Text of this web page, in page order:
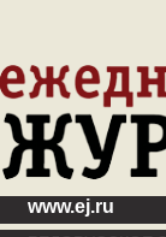
www.ej.ru